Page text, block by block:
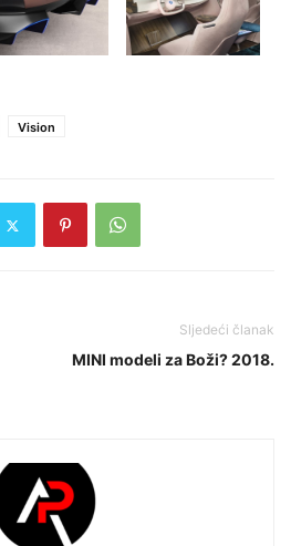
Vision
Sljedeći članak
MINI modeli za Boži? 2018.